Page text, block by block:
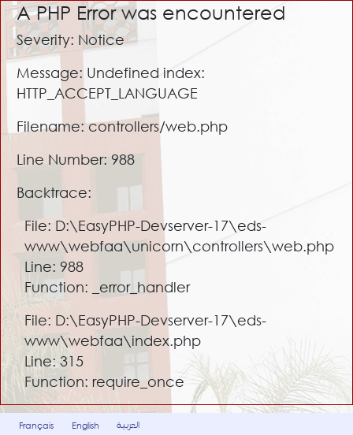
A PHP Error was encountered
Severity: Notice
Message: Undefined index:
HTTP_ACCEPT_LANGUAGE
Filename: controllers/web.php
Line Number: 988
Backtrace:
File: D:\EasyPHP-Devserver-17\eds-
www\webfaa\unicorn\controllers\web.php
Line: 988
Function: _error_handler
File: D:\EasyPHP-Devserver-17\eds-
www\webfaa\index.php
Line: 315
Function: require_once
Français English
العربية